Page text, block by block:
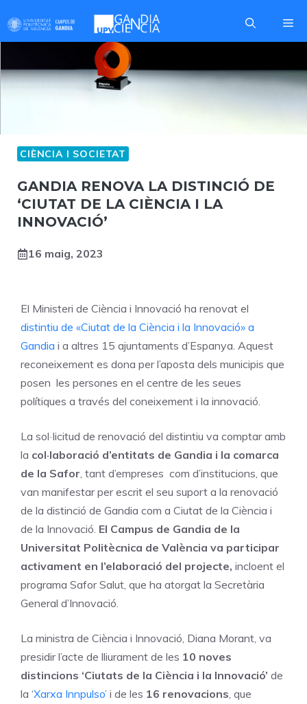
to
content
CIÈNCIA I SOCIETAT
GANDIA RENOVA LA DISTINCIÓ DE
‘CIUTAT DE LA CIÈNCIA I LA
INNOVACIÓ’
16 maig, 2023
El Ministeri de Ciència i Innovació ha renovat el
distintiu de «Ciutat de la Ciència i la Innovació» a
Gandia i a altres 15 ajuntaments d’Espanya. Aquest
reconeixement es dona per l’aposta dels municipis que
posen les persones en el centre de les seues
polítiques a través del coneixement i la innovació.
La sol·licitud de renovació del distintiu va comptar amb
la col·laboració d’entitats de Gandia i la comarca
de la Safor , tant d’empreses com d’institucions, que
van manifestar per escrit el seu suport a la renovació
de la distinció de Gandia com a Ciutat de la Ciència i
de la Innovació. El Campus de Gandia de la
Universitat Politècnica de València va participar
activament en l’elaboració del projecte, incloent el
programa Safor Salut, que ha atorgat la Secretària
General d’Innovació.
La ministra de Ciència i Innovació, Diana Morant, va
presidir l’acte de lliurament de les 10 noves
distincions ‘Ciutats de la Ciència i la Innovació’ de
la ‘Xarxa Innpulso’ i de les 16 renovacions , que